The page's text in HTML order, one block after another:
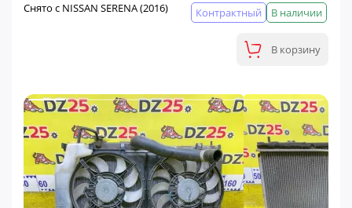
Снято с NISSAN SERENA (2016) В наличии
Контрактный
В корзину